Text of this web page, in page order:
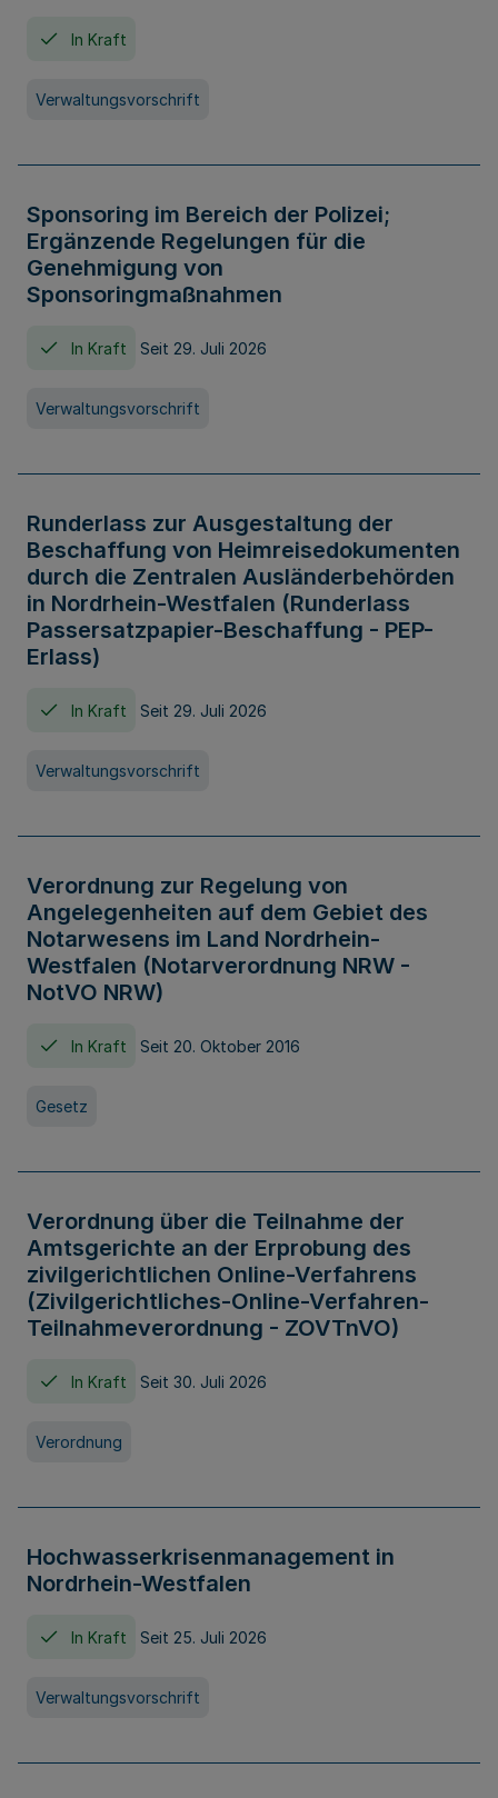
In Kraft
Verwaltungsvorschrift
Sponsoring im Bereich der Polizei;
Ergänzende Regelungen für die
Genehmigung von
Sponsoringmaßnahmen
In Kraft Seit 29. Juli 2026
Verwaltungsvorschrift
Runderlass zur Ausgestaltung der
Beschaffung von Heimreisedokumenten
durch die Zentralen Ausländerbehörden
in Nordrhein-Westfalen (Runderlass
Passersatzpapier-Beschaffung - PEP-
Erlass)
In Kraft Seit 29. Juli 2026
Verwaltungsvorschrift
Verordnung zur Regelung von
Angelegenheiten auf dem Gebiet des
Notarwesens im Land Nordrhein-
Westfalen (Notarverordnung NRW -
NotVO NRW)
In Kraft Seit 20. Oktober 2016
Gesetz
Verordnung über die Teilnahme der
Amtsgerichte an der Erprobung des
zivilgerichtlichen Online-Verfahrens
(Zivilgerichtliches-Online-Verfahren-
Teilnahmeverordnung - ZOVTnVO)
In Kraft Seit 30. Juli 2026
Verordnung
Hochwasserkrisenmanagement in
Nordrhein-Westfalen
In Kraft Seit 25. Juli 2026
Verwaltungsvorschrift